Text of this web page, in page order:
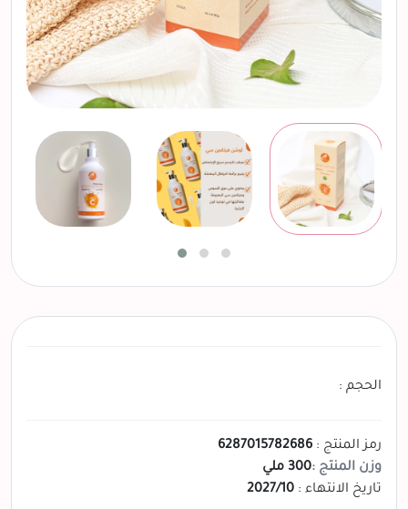
الحجم :
رمز المنتج : 6287015782686
وزن المنتج :300 ملي
تاريخ الانتهاء : 2027/10